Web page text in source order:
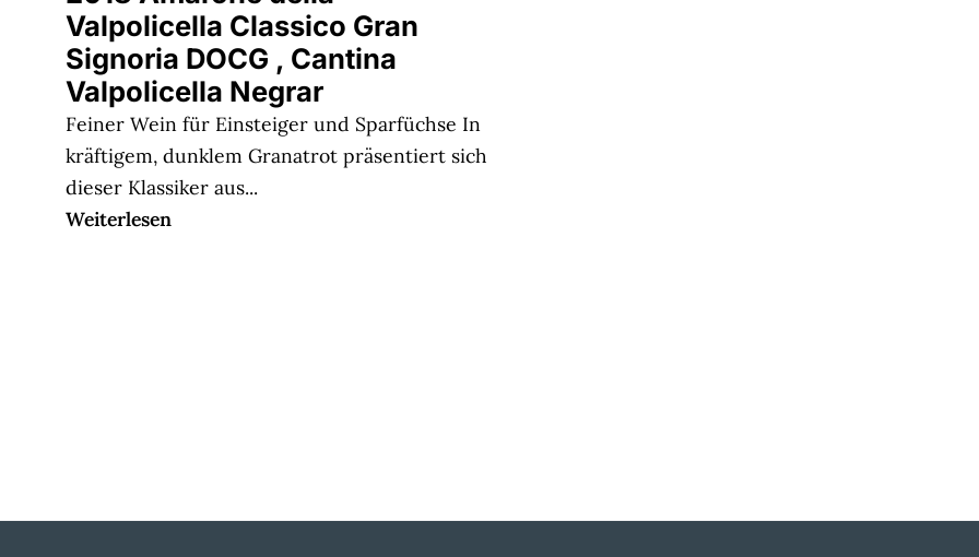
Valpolicella Classico Gran
Signoria DOCG , Cantina
Valpolicella Negrar
Feiner Wein für Einsteiger und Sparfüchse In
kräftigem, dunklem Granatrot präsentiert sich
dieser Klassiker aus...
Weiterlesen